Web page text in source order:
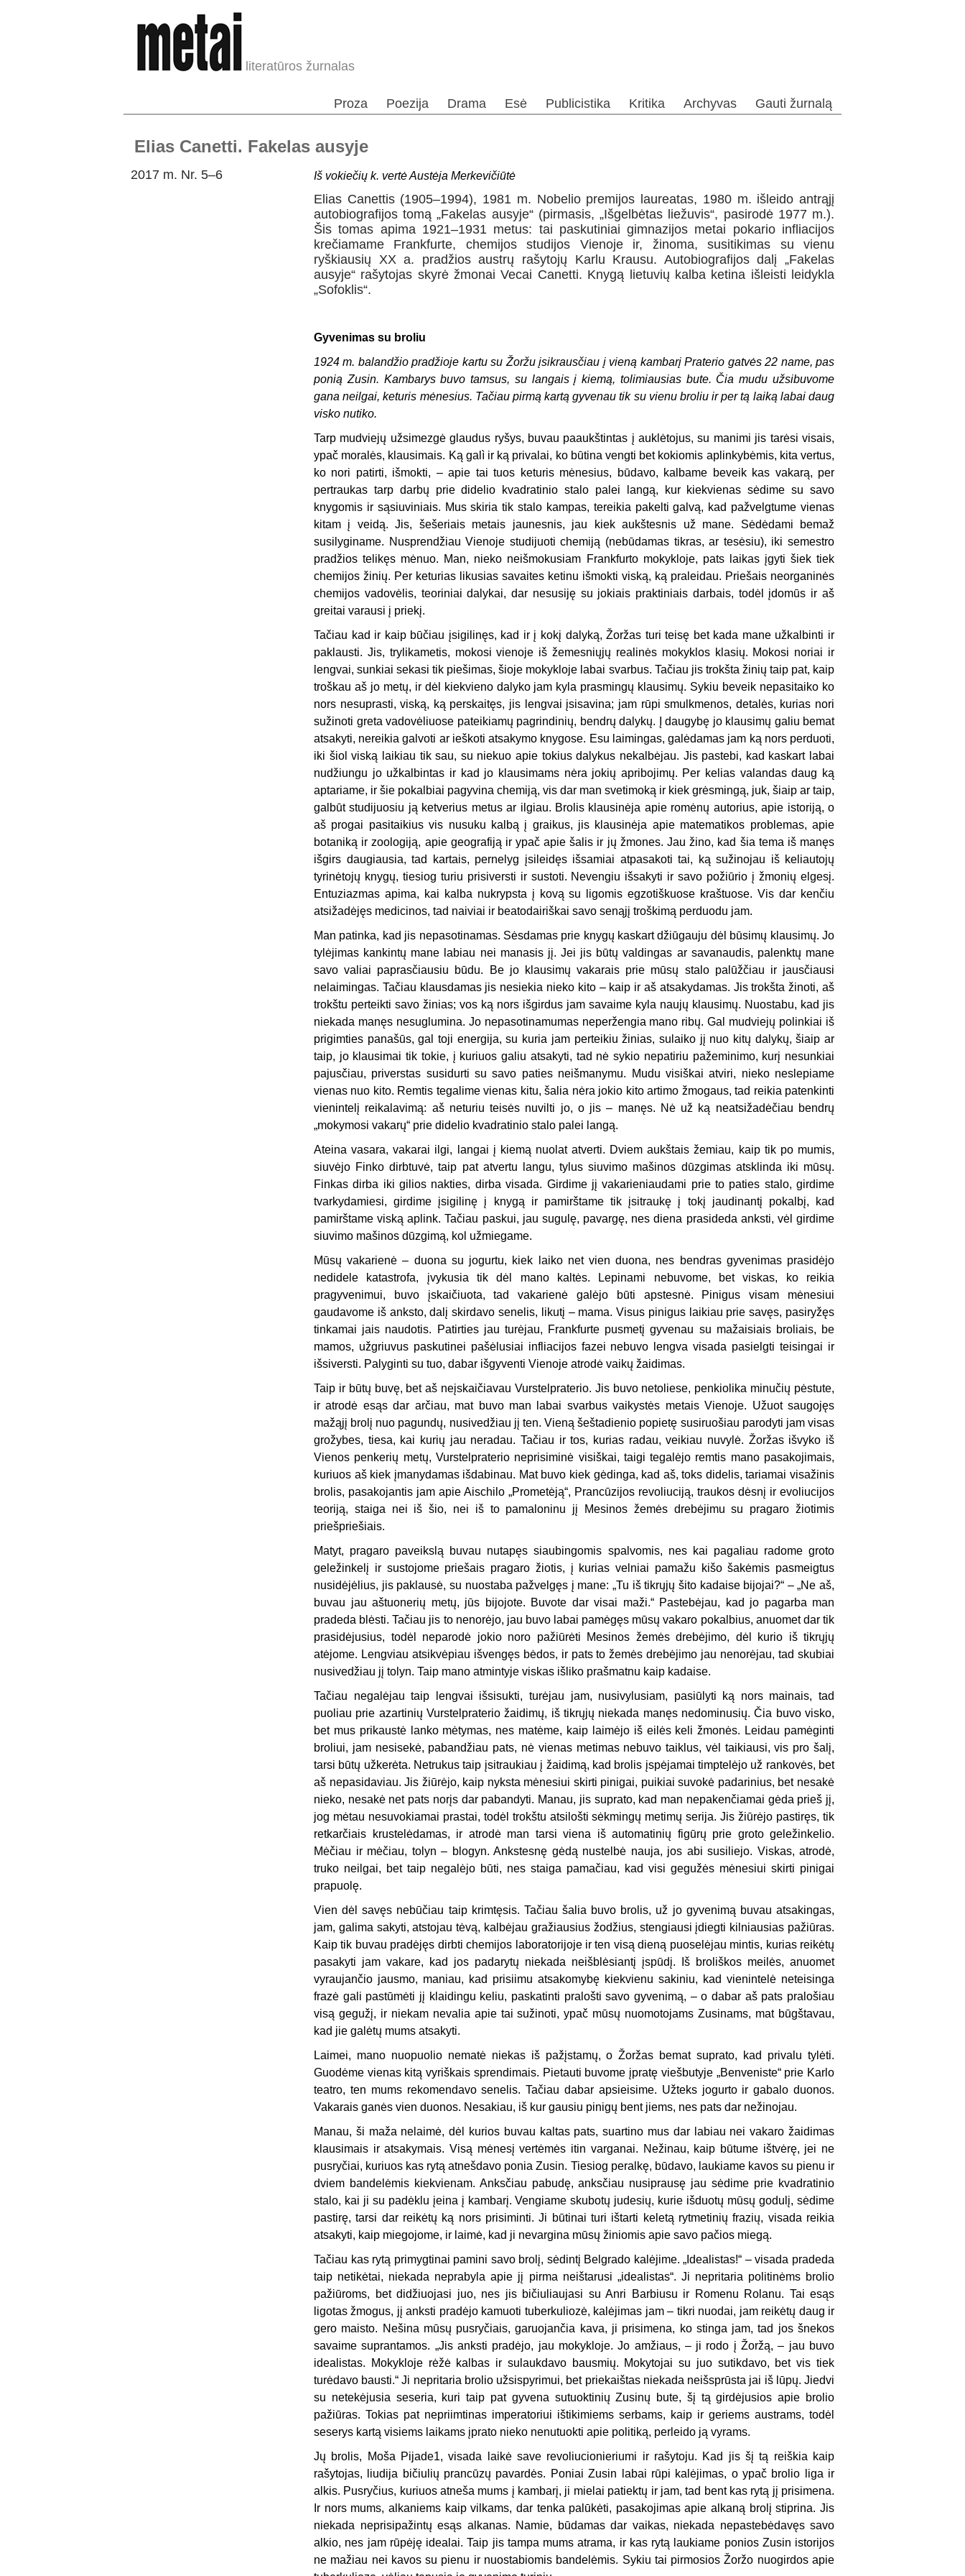
literatūros žurnalas
Proza Poezija Drama Esė Publicistika Kritika Archyvas Gauti žurnalą
Elias Canetti. Fakelas ausyje
2017 m. Nr. 5–6 Iš vokiečių k. vertė Austėja Merkevičiūtė
Elias Canettis (1905–1994), 1981 m. Nobelio premijos laureatas, 1980 m. išleido antrąjį
autobiografijos tomą „Fakelas ausyje“ (pirmasis, „Išgelbėtas liežuvis“, pasirodė 1977 m.).
Šis tomas apima 1921–1931 metus: tai paskutiniai gimnazijos metai pokario infliacijos
krečiamame Frankfurte, chemijos studijos Vienoje ir, žinoma, susitikimas su vienu
ryškiausių XX a. pradžios austrų rašytojų Karlu Krausu. Autobiografijos dalį „Fakelas
ausyje“ rašytojas skyrė žmonai Vecai Canetti. Knygą lietuvių kalba ketina išleisti leidykla
„Sofoklis“.
Gyvenimas su broliu
1924 m. balandžio pradžioje kartu su Žoržu įsikrausčiau į vieną kambarį Praterio gatvės 22 name, pas
ponią Zusin. Kambarys buvo tamsus, su langais į kiemą, tolimiausias bute. Čia mudu užsibuvome
gana neilgai, keturis mėnesius. Tačiau pirmą kartą gyvenau tik su vienu broliu ir per tą laiką labai daug
visko nutiko.
Tarp mudviejų užsimezgė glaudus ryšys, buvau paaukštintas į auklėtojus, su manimi jis tarėsi visais,
ypač moralės, klausimais. Ką galì ir ką privalai, ko būtina vengti bet kokiomis aplinkybėmis, kita vertus,
ko nori patirti, išmokti, – apie tai tuos keturis mėnesius, būdavo, kalbame beveik kas vakarą, per
pertraukas tarp darbų prie didelio kvadratinio stalo palei langą, kur kiekvienas sėdime su savo
knygomis ir sąsiuviniais. Mus skiria tik stalo kampas, tereikia pakelti galvą, kad pažvelgtume vienas
kitam į veidą. Jis, šešeriais metais jaunesnis, jau kiek aukštesnis už mane. Sėdėdami bemaž
susilyginame. Nusprendžiau Vienoje studijuoti chemiją (nebūdamas tikras, ar tesėsiu), iki semestro
pradžios telikęs mėnuo. Man, nieko neišmokusiam Frankfurto mokykloje, pats laikas įgyti šiek tiek
chemijos žinių. Per keturias likusias savaites ketinu išmokti viską, ką praleidau. Priešais neorganinės
chemijos vadovėlis, teoriniai dalykai, dar nesusiję su jokiais praktiniais darbais, todėl įdomūs ir aš
greitai varausi į priekį.
Tačiau kad ir kaip būčiau įsigilinęs, kad ir į kokį dalyką, Žoržas turi teisę bet kada mane užkalbinti ir
paklausti. Jis, trylikametis, mokosi vienoje iš žemesniųjų realinės mokyklos klasių. Mokosi noriai ir
lengvai, sunkiai sekasi tik piešimas, šioje mokykloje labai svarbus. Tačiau jis trokšta žinių taip pat, kaip
troškau aš jo metų, ir dėl kiekvieno dalyko jam kyla prasmingų klausimų. Sykiu beveik nepasitaiko ko
nors nesuprasti, viską, ką perskaitęs, jis lengvai įsisavina; jam rūpi smulkmenos, detalės, kurias nori
sužinoti greta vadovėliuose pateikiamų pagrindinių, bendrų dalykų. Į daugybę jo klausimų galiu bemat
atsakyti, nereikia galvoti ar ieškoti atsakymo knygose. Esu laimingas, galėdamas jam ką nors perduoti,
iki šiol viską laikiau tik sau, su niekuo apie tokius dalykus nekalbėjau. Jis pastebi, kad kaskart labai
nudžiungu jo užkalbintas ir kad jo klausimams nėra jokių apribojimų. Per kelias valandas daug ką
aptariame, ir šie pokalbiai pagyvina chemiją, vis dar man svetimoką ir kiek grėsmingą, juk, šiaip ar taip,
galbūt studijuosiu ją ketverius metus ar ilgiau. Brolis klausinėja apie romėnų autorius, apie istoriją, o
aš progai pasitaikius vis nusuku kalbą į graikus, jis klausinėja apie matematikos problemas, apie
botaniką ir zoologiją, apie geografiją ir ypač apie šalis ir jų žmones. Jau žino, kad šia tema iš manęs
išgirs daugiausia, tad kartais, pernelyg įsileidęs išsamiai atpasakoti tai, ką sužinojau iš keliautojų
tyrinėtojų knygų, tiesiog turiu prisiversti ir sustoti. Nevengiu išsakyti ir savo požiūrio į žmonių elgesį.
Entuziazmas apima, kai kalba nukrypsta į kovą su ligomis egzotiškuose kraštuose. Vis dar kenčiu
atsižadėjęs medicinos, tad naiviai ir beatodairiškai savo senąjį troškimą perduodu jam.
Man patinka, kad jis nepasotinamas. Sėsdamas prie knygų kaskart džiūgauju dėl būsimų klausimų. Jo
tylėjimas kankintų mane labiau nei manasis jį. Jei jis būtų valdingas ar savanaudis, palenktų mane
savo valiai paprasčiausiu būdu. Be jo klausimų vakarais prie mūsų stalo palūžčiau ir jausčiausi
nelaimingas. Tačiau klausdamas jis nesiekia nieko kito – kaip ir aš atsakydamas. Jis trokšta žinoti, aš
trokštu perteikti savo žinias; vos ką nors išgirdus jam savaime kyla naujų klausimų. Nuostabu, kad jis
niekada manęs nesuglumina. Jo nepasotinamumas neperžengia mano ribų. Gal mudviejų polinkiai iš
prigimties panašūs, gal toji energija, su kuria jam perteikiu žinias, sulaiko jį nuo kitų dalykų, šiaip ar
taip, jo klausimai tik tokie, į kuriuos galiu atsakyti, tad nė sykio nepatiriu pažeminimo, kurį nesunkiai
pajusčiau, priverstas susidurti su savo paties neišmanymu. Mudu visiškai atviri, nieko neslepiame
vienas nuo kito. Remtis tegalime vienas kitu, šalia nėra jokio kito artimo žmogaus, tad reikia patenkinti
vienintelį reikalavimą: aš neturiu teisės nuvilti jo, o jis – manęs. Nė už ką neatsižadėčiau bendrų
„mokymosi vakarų“ prie didelio kvadratinio stalo palei langą.
Ateina vasara, vakarai ilgi, langai į kiemą nuolat atverti. Dviem aukštais žemiau, kaip tik po mumis,
siuvėjo Finko dirbtuvė, taip pat atvertu langu, tylus siuvimo mašinos dūzgimas atsklinda iki mūsų.
Finkas dirba iki gilios nakties, dirba visada. Girdime jį vakarieniaudami prie to paties stalo, girdime
tvarkydamiesi, girdime įsigilinę į knygą ir pamirštame tik įsitraukę į tokį jaudinantį pokalbį, kad
pamirštame viską aplink. Tačiau paskui, jau sugulę, pavargę, nes diena prasideda anksti, vėl girdime
siuvimo mašinos dūzgimą, kol užmiegame.
Mūsų vakarienė – duona su jogurtu, kiek laiko net vien duona, nes bendras gyvenimas prasidėjo
nedidele katastrofa, įvykusia tik dėl mano kaltės. Lepinami nebuvome, bet viskas, ko reikia
pragyvenimui, buvo įskaičiuota, tad vakarienė galėjo būti apstesnė. Pinigus visam mėnesiui
gaudavome iš anksto, dalį skirdavo senelis, likutį – mama. Visus pinigus laikiau prie savęs, pasiryžęs
tinkamai jais naudotis. Patirties jau turėjau, Frankfurte pusmetį gyvenau su mažaisiais broliais, be
mamos, užgriuvus paskutinei pašėlusiai infliacijos fazei nebuvo lengva visada pasielgti teisingai ir
išsiversti. Palyginti su tuo, dabar išgyventi Vienoje atrodė vaikų žaidimas.
Taip ir būtų buvę, bet aš neįskaičiavau Vurstelpraterio. Jis buvo netoliese, penkiolika minučių pėstute,
ir atrodė esąs dar arčiau, mat buvo man labai svarbus vaikystės metais Vienoje. Užuot saugojęs
mažąjį brolį nuo pagundų, nusivedžiau jį ten. Vieną šeštadienio popietę susiruošiau parodyti jam visas
grožybes, tiesa, kai kurių jau neradau. Tačiau ir tos, kurias radau, veikiau nuvylė. Žoržas išvyko iš
Vienos penkerių metų, Vurstelpraterio neprisiminė visiškai, taigi tegalėjo remtis mano pasakojimais,
kuriuos aš kiek įmanydamas išdabinau. Mat buvo kiek gėdinga, kad aš, toks didelis, tariamai visažinis
brolis, pasakojantis jam apie Aischilo „Prometėją“, Prancūzijos revoliuciją, traukos dėsnį ir evoliucijos
teoriją, staiga nei iš šio, nei iš to pamaloninu jį Mesinos žemės drebėjimu su pragaro žiotimis
priešpriešiais.
Matyt, pragaro paveikslą buvau nutapęs siaubingomis spalvomis, nes kai pagaliau radome groto
geležinkelį ir sustojome priešais pragaro žiotis, į kurias velniai pamažu kišo šakėmis pasmeigtus
nusidėjėlius, jis paklausė, su nuostaba pažvelgęs į mane: „Tu iš tikrųjų šito kadaise bijojai?“ – „Ne aš,
buvau jau aštuonerių metų, jūs bijojote. Buvote dar visai maži.“ Pastebėjau, kad jo pagarba man
pradeda blėsti. Tačiau jis to nenorėjo, jau buvo labai pamėgęs mūsų vakaro pokalbius, anuomet dar tik
prasidėjusius, todėl neparodė jokio noro pažiūrėti Mesinos žemės drebėjimo, dėl kurio iš tikrųjų
atėjome. Lengviau atsikvėpiau išvengęs bėdos, ir pats to žemės drebėjimo jau nenorėjau, tad skubiai
nusivedžiau jį tolyn. Taip mano atmintyje viskas išliko prašmatnu kaip kadaise.
Tačiau negalėjau taip lengvai išsisukti, turėjau jam, nusivylusiam, pasiūlyti ką nors mainais, tad
puoliau prie azartinių Vurstelpraterio žaidimų, iš tikrųjų niekada manęs nedominusių. Čia buvo visko,
bet mus prikaustė lanko mėtymas, nes matėme, kaip laimėjo iš eilės keli žmonės. Leidau pamėginti
broliui, jam nesisekė, pabandžiau pats, nė vienas metimas nebuvo taiklus, vėl taikiausi, vis pro šalį,
tarsi būtų užkerėta. Netrukus taip įsitraukiau į žaidimą, kad brolis įspėjamai timptelėjo už rankovės, bet
aš nepasidaviau. Jis žiūrėjo, kaip nyksta mėnesiui skirti pinigai, puikiai suvokė padarinius, bet nesakė
nieko, nesakė net pats norįs dar pabandyti. Manau, jis suprato, kad man nepakenčiamai gėda prieš jį,
jog mėtau nesuvokiamai prastai, todėl trokštu atsilošti sėkmingų metimų serija. Jis žiūrėjo pastiręs, tik
retkarčiais krustelėdamas, ir atrodė man tarsi viena iš automatinių figūrų prie groto geležinkelio.
Mėčiau ir mėčiau, tolyn – blogyn. Ankstesnę gėdą nustelbė nauja, jos abi susiliejo. Viskas, atrodė,
truko neilgai, bet taip negalėjo būti, nes staiga pamačiau, kad visi gegužės mėnesiui skirti pinigai
prapuolę.
Vien dėl savęs nebūčiau taip krimtęsis. Tačiau šalia buvo brolis, už jo gyvenimą buvau atsakingas,
jam, galima sakyti, atstojau tėvą, kalbėjau gražiausius žodžius, stengiausi įdiegti kilniausias pažiūras.
Kaip tik buvau pradėjęs dirbti chemijos laboratorijoje ir ten visą dieną puoselėjau mintis, kurias reikėtų
pasakyti jam vakare, kad jos padarytų niekada neišblėsiantį įspūdį. Iš broliškos meilės, anuomet
vyraujančio jausmo, maniau, kad prisiimu atsakomybę kiekvienu sakiniu, kad vienintelė neteisinga
frazė gali pastūmėti jį klaidingu keliu, paskatinti pralošti savo gyvenimą, – o dabar aš pats pralošiau
visą gegužį, ir niekam nevalia apie tai sužinoti, ypač mūsų nuomotojams Zusinams, mat būgštavau,
kad jie galėtų mums atsakyti.
Laimei, mano nuopuolio nematė niekas iš pažįstamų, o Žoržas bemat suprato, kad privalu tylėti.
Guodėme vienas kitą vyriškais sprendimais. Pietauti buvome įpratę viešbutyje „Benveniste“ prie Karlo
teatro, ten mums rekomendavo senelis. Tačiau dabar apsieisime. Užteks jogurto ir gabalo duonos.
Vakarais ganės vien duonos. Nesakiau, iš kur gausiu pinigų bent jiems, nes pats dar nežinojau.
Manau, ši maža nelaimė, dėl kurios buvau kaltas pats, suartino mus dar labiau nei vakaro žaidimas
klausimais ir atsakymais. Visą mėnesį vertėmės itin varganai. Nežinau, kaip būtume ištvėrę, jei ne
pusryčiai, kuriuos kas rytą atnešdavo ponia Zusin. Tiesiog peralkę, būdavo, laukiame kavos su pienu ir
dviem bandelėmis kiekvienam. Anksčiau pabudę, anksčiau nusiprausę jau sėdime prie kvadratinio
stalo, kai ji su padėklu įeina į kambarį. Vengiame skubotų judesių, kurie išduotų mūsų godulį, sėdime
pastirę, tarsi dar reikėtų ką nors prisiminti. Ji būtinai turi ištarti keletą rytmetinių frazių, visada reikia
atsakyti, kaip miegojome, ir laimė, kad ji nevargina mūsų žiniomis apie savo pačios miegą.
Tačiau kas rytą primygtinai pamini savo brolį, sėdintį Belgrado kalėjime. „Idealistas!“ – visada pradeda
taip netikėtai, niekada neprabyla apie jį pirma neištarusi „idealistas“. Ji nepritaria politinėms brolio
pažiūroms, bet didžiuojasi juo, nes jis bičiuliaujasi su Anri Barbiusu ir Romenu Rolanu. Tai esąs
ligotas žmogus, jį anksti pradėjo kamuoti tuberkuliozė, kalėjimas jam – tikri nuodai, jam reikėtų daug ir
gero maisto. Nešina mūsų pusryčiais, garuojančia kava, ji prisimena, ko stinga jam, tad jos šnekos
savaime suprantamos. „Jis anksti pradėjo, jau mokykloje. Jo amžiaus, – ji rodo į Žoržą, – jau buvo
idealistas. Mokykloje rėžė kalbas ir sulaukdavo bausmių. Mokytojai su juo sutikdavo, bet vis tiek
turėdavo bausti.“ Ji nepritaria brolio užsispyrimui, bet priekaištas niekada neišsprūsta jai iš lūpų. Jiedvi
su netekėjusia seseria, kuri taip pat gyvena sutuoktinių Zusinų bute, šį tą girdėjusios apie brolio
pažiūras. Tokias pat nepriimtinas imperatoriui ištikimiems serbams, kaip ir geriems austrams, todėl
seserys kartą visiems laikams įprato nieko nenutuokti apie politiką, perleido ją vyrams.
Jų brolis, Moša Pijade1, visada laikė save revoliucionieriumi ir rašytoju. Kad jis šį tą reiškia kaip
rašytojas, liudija bičiulių prancūzų pavardės. Poniai Zusin labai rūpi kalėjimas, o ypač brolio liga ir
alkis. Pusryčius, kuriuos atneša mums į kambarį, ji mielai patiektų ir jam, tad bent kas rytą jį prisimena.
Ir nors mums, alkaniems kaip vilkams, dar tenka palūkėti, pasakojimas apie alkaną brolį stiprina. Jis
niekada neprisipažintų esąs alkanas. Namie, būdamas dar vaikas, niekada nepastebėdavęs savo
alkio, nes jam rūpėję idealai. Taip jis tampa mums atrama, ir kas rytą laukiame ponios Zusin istorijos
ne mažiau nei kavos su pienu ir nuostabiomis bandelėmis. Sykiu tai pirmosios Žoržo nuogirdos apie